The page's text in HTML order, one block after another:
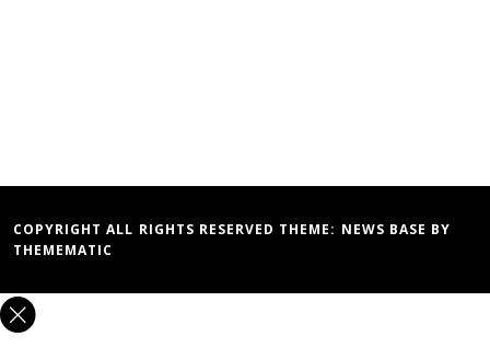
COPYRIGHT ALL RIGHTS RESERVED THEME: NEWS BASE BY
THEMEMATIC